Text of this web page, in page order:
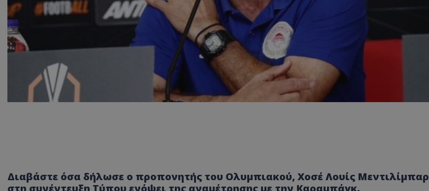
Διαβάστε όσα δήλωσε ο προπονητής του Ολυμπιακού, Χοσέ Λουίς Μεντιλίμπαρ
στη συνέντευξη Τύπου ενόψει της αναμέτρησης με την Καραμπάγκ.